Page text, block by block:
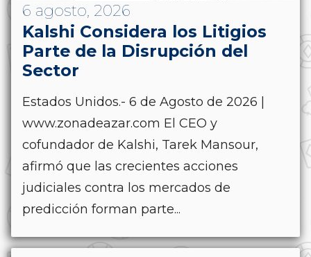
6 agosto, 2026
Kalshi Considera los Litigios
Parte de la Disrupción del
Sector
Estados Unidos.- 6 de Agosto de 2026 |
www.zonadeazar.com El CEO y
cofundador de Kalshi, Tarek Mansour,
afirmó que las crecientes acciones
judiciales contra los mercados de
predicción forman parte...